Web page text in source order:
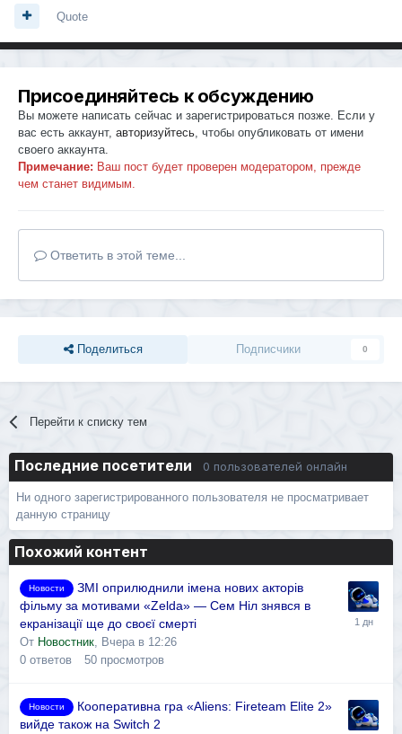
Quote
Присоединяйтесь к обсуждению
Вы можете написать сейчас и зарегистрироваться позже. Если у
вас есть аккаунт, авторизуйтесь , чтобы опубликовать от имени
своего аккаунта.
Примечание: Ваш пост будет проверен модератором, прежде
чем станет видимым.
Ответить в этой теме...
Поделиться Подписчики 0
Перейти к списку тем
Последние посетители 0 пользователей онлайн
Ни одного зарегистрированного пользователя не просматривает
данную страницу
Похожий контент
Новости
ЗМІ оприлюднили імена нових акторів
фільму за мотивами «Zelda» — Сем Ніл знявся в
екранізації ще до своєї смерті
От Новостник
Вчера в 12:26
0 ответов 50 просмотров
Новости
Кооперативна гра «Aliens: Fireteam Elite 2»
вийде також на Switch 2